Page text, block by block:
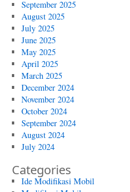
September 2025
August 2025
July 2025
June 2025
May 2025
April 2025
March 2025
December 2024
November 2024
October 2024
September 2024
August 2024
July 2024
Categories
Ide Modifikasi Mobil